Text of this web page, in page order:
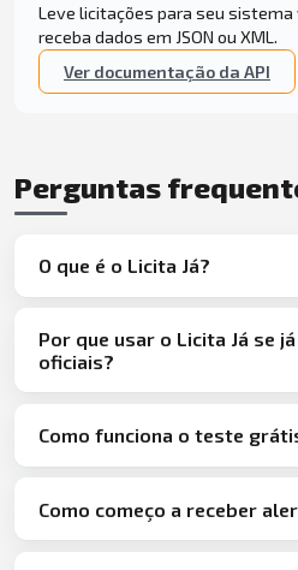
Leve licitações para seu sistema
receba dados em JSON ou XML.
Ver documentação da API
Perguntas
O que é o Licita Já?
Por que usar o Licita Já se
oficiais?
Como funciona o teste
Como começo a receber